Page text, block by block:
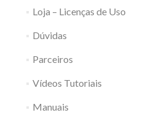
Loja – Licenças de Uso
Dúvidas
Parceiros
Vídeos Tutoriais
Manuais